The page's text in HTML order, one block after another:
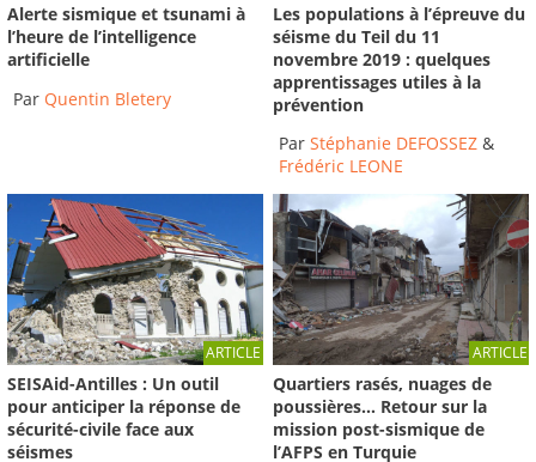
Alerte sismique et tsunami à
l’heure de l’intelligence
artificielle
Par Quentin Bletery
Les populations à l’épreuve du
séisme du Teil du 11
novembre 2019 : quelques
apprentissages utiles à la
prévention
ParStéphanie DEFOSSEZ &
Frédéric LEONE
ARTICLE
SEISAid-Antilles : Un outil
pour anticiper la réponse de
sécurité-civile face aux
séismes
ARTICLE
Quartiers rasés, nuages de
poussières… Retour sur la
mission post-sismique de
l’AFPS en Turquie